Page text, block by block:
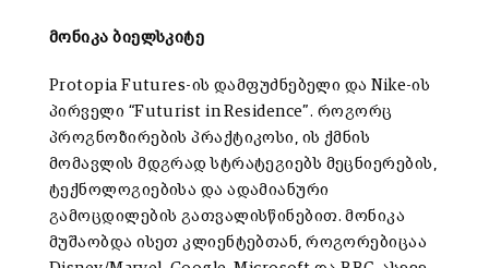
მონიკა ბიელსკიტე
Protopia Futures-ის დამფუძნებელი და Nike-ის
პირველი “Futurist in Residence”. როგორც
პროგნოზირების პრაქტიკოსი, ის ქმნის
მომავლის მდგრად სტრატეგიებს მეცნიერების,
ტექნოლოგიებისა და ადამიანური
გამოცდილების გათვალისწინებით. მონიკა
მუშაობდა ისეთ კლიენტებთან, როგორებიცაა